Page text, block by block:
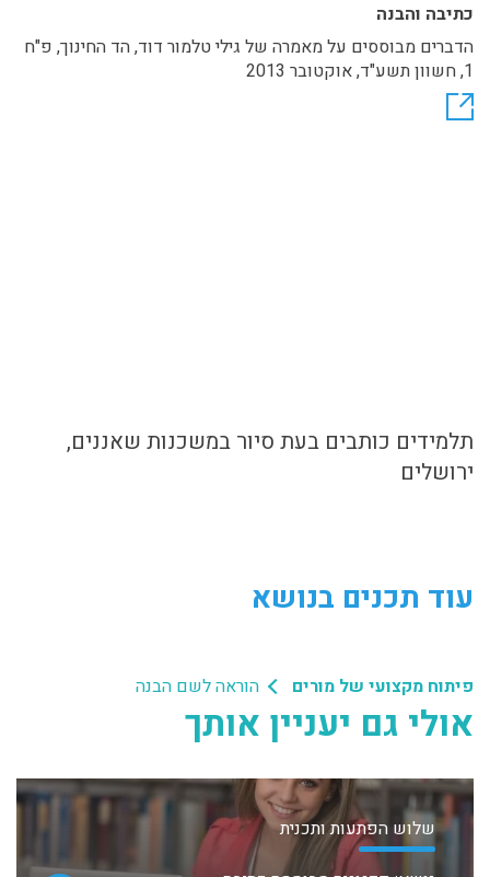
כתיבה והבנה
הדברים מבוססים על מאמרה של גילי טלמור דוד, הד החינוך, פ"ח
1, חשוון תשע"ד, אוקטובר 2013
תלמידים כותבים בעת סיור במשכנות שאננים,
ירושלים
עוד תכנים בנושא
פיתוח מקצועי של מורים הוראה לשם הבנה
אולי גם יעניין אותך
שלוש הפתעות ותכנית